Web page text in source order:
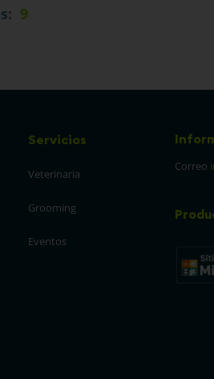
9
Servicios
Veterinaria
Grooming
Eventos
Correo